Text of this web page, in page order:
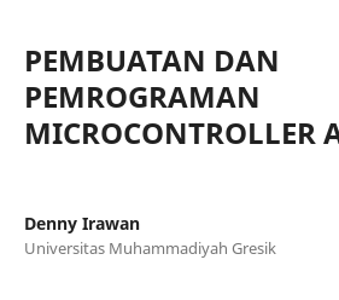
PEMBUATAN DAN
PEMROGRAMAN
MICROCONTROLLER
Denny Irawan
Universitas Muhammadiyah Gresik